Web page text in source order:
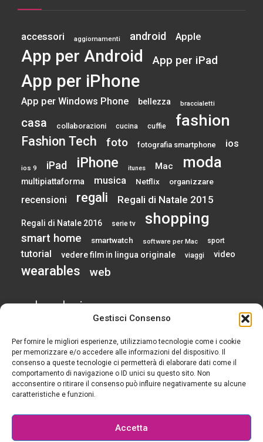
Gestisci Consenso
Per fornire le migliori esperienze, utilizziamo tecnologie come i cookie
per memorizzare e/o accedere alle informazioni del dispositivo. Il
consenso a queste tecnologie ci permetterà di elaborare dati come il
comportamento di navigazione o ID unici su questo sito. Non
acconsentire o ritirare il consenso può influire negativamente su alcune
caratteristiche e funzioni.
Accetta
accessori aggiornamenti android Apple
App per Android App per iPad
App per iPhone
App per Windows Phone bellezza braccialetti
casa collaborazioni cucina cuffie fashion
Fashion Tech foto fotografia smartphone ios
ios 9 iPad iPhone itunes Mac moda
multipiattaforma musica Netflix organizzare
recensioni regali Regali di Natale 2015
Regali di Natale 2016 serie tv shopping
smart home smartwatch software per Mac sport
tutorial vedere film in lingua originale viaggi video
wearables web
calendario
AGOSTO 2026
L M M G V S
1
2
10
11 12 13 14 15
16
20